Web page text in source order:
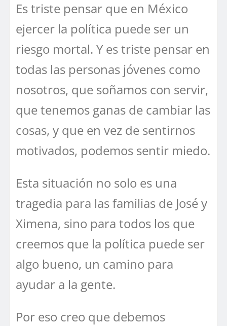
Es triste pensar que en México
ejercer la política puede ser un
riesgo mortal. Y es triste pensar en
todas las personas jóvenes como
nosotros, que soñamos con servir,
que tenemos ganas de cambiar las
cosas, y que en vez de sentirnos
motivados, podemos sentir miedo.
Esta situación no solo es una
tragedia para las familias de José y
Ximena, sino para todos los que
creemos que la política puede ser
algo bueno, un camino para
ayudar a la gente.
Por eso creo que debemos